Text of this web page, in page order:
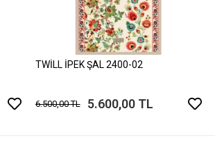
TWİLL İPEK ŞAL 2400-02
6.500,00 TL 5.600,00 TL